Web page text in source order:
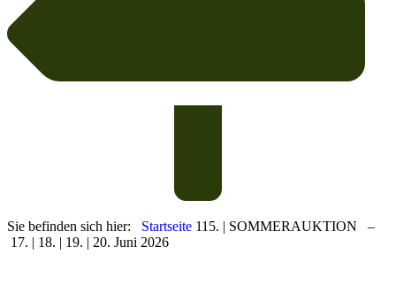
Sie befinden sich hier: Startseite 115. | SOMMERAUKTION –
17. | 18. | 19. | 20. Juni 2026